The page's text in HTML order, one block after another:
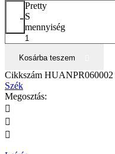
-
Pretty
S
mennyiség
Kosárba teszem
Cikkszám HUANPR060002
Szék
Megosztás: